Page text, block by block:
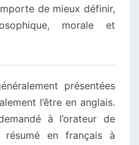
de mieux définir,
morale et
présentées
l’être en anglais.
à l’orateur de
résumé en français à